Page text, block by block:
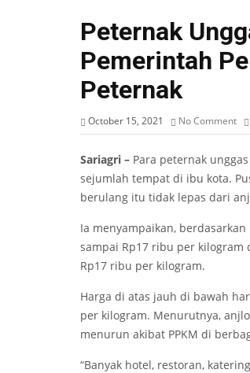
Peternak
Pemerintah
Peternak
October 15, 2021 No Comment
Sariagri – Para peternak
sejumlah tempat di ibu kota.
berulang itu tidak lepas dari
Ia menyampaikan,
sampai Rp17 ribu per
Rp17 ribu per kilogram.
Harga di atas jauh di bawah
per kilogram. Menurutnya,
menurun akibat PPKM di
“Banyak hotel, restoran,